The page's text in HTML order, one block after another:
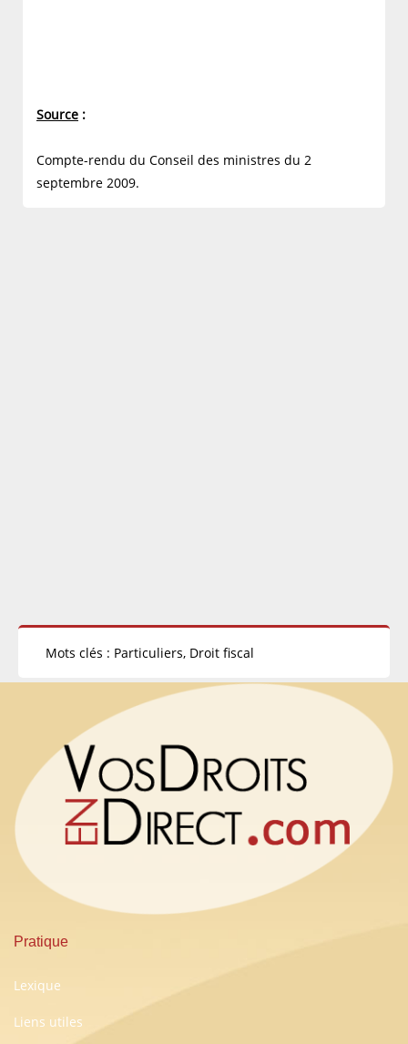
Source :
Compte-rendu du Conseil des ministres du 2
septembre 2009.
Mots clés : Particuliers, Droit fiscal
Pratique
Lexique
Liens utiles